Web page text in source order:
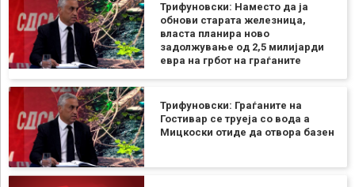
Трифуновски: Наместо да ја
обнови старата железница,
власта планира ново
задолжување од 2,5 милијарди
евра на грбот на граѓаните
Трифуновски: Граѓаните на
Гостивар се труеја со вода а
Мицкоски отиде да отвора базен